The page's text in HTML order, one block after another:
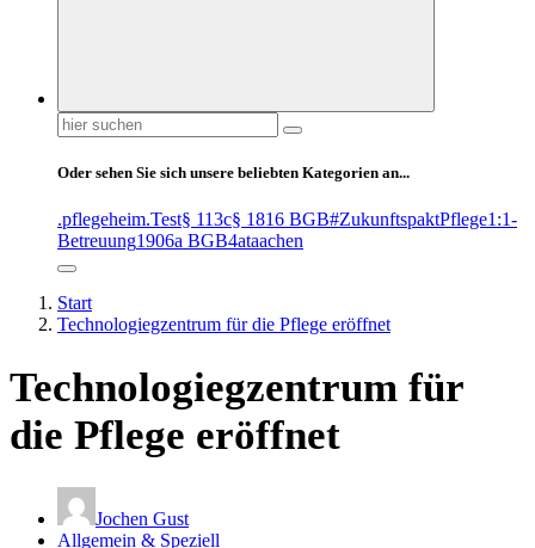
Suchen
nach:
Oder sehen Sie sich unsere beliebten Kategorien an...
.pflegeheim.Test§ 113c§ 1816 BGB#ZukunftspaktPflege1:1-
Betreuung1906a BGB4ataachen
Start
Technologiegzentrum für die Pflege eröffnet
Technologiegzentrum für
die Pflege eröffnet
Jochen Gust
Allgemein & Speziell